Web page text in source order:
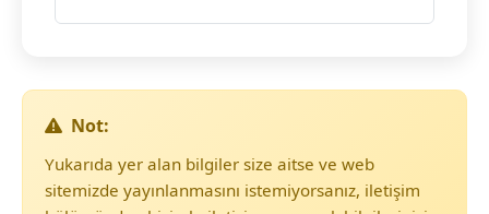
Not:
Yukarıda yer alan bilgiler size aitse ve web
sitemizde yayınlanmasını istemiyorsanız, iletişim